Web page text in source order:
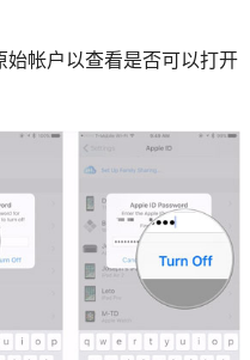
始帐户以查看是否可以打开